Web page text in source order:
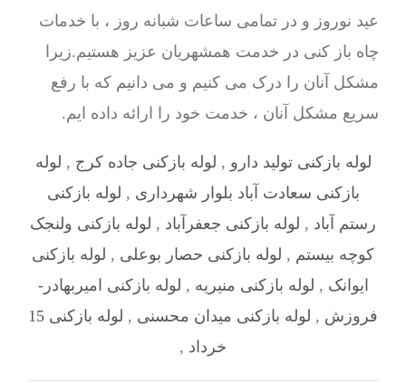
عید نوروز و در تمامی ساعات شبانه روز ، با خدمات
چاه باز کنی در خدمت همشهریان عزیز هستیم.زیرا
مشکل آنان را درک می کنیم و می دانیم که با رفع
سریع مشکل آنان ، خدمت خود را ارائه داده ایم.
لوله بازکنی تولید دارو , لوله بازکنی جاده کرج , لوله
بازکنی سعادت آباد بلوار شهرداری , لوله بازکنی
رستم آباد , لوله بازکنی جعفرآباد , لوله بازکنی ولنجک
کوچه بیستم , لوله بازکنی حصار بوعلی , لوله بازکنی
ایوانک , لوله بازکنی منیریه , لوله بازکنی امیربهادر-
فروزش , لوله بازکنی میدان محسنی ,
لوله بازکنی 15
خرداد ,